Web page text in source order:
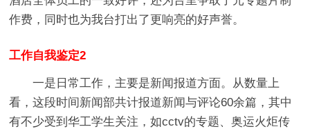
作费，同时也为我台打出了更响亮的好声誉。
工作自我鉴定2
一是日常工作，主要是新闻报道方面。 从数量上
看，这段时间新闻部共计报道新闻与评论60余篇，其中
有不少受到华工学生关注，如cctv的专题、奥运火炬传